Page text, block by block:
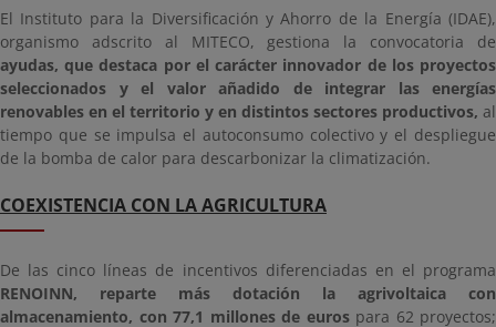
El Instituto para la Diversificación y Ahorro de la Energía (IDAE),
organismo adscrito al MITECO, gestiona la convocatoria de
ayudas, que destaca por el carácter innovador de los proyectos
seleccionados y el valor añadido de integrar las energías
renovables en el territorio y en distintos sectores productivos, al
tiempo que se impulsa el autoconsumo colectivo y el despliegue
de la bomba de calor para descarbonizar la climatización.
COEXISTENCIA CON LA AGRICULTURA
De las cinco líneas de incentivos diferenciadas en el programa
RENOINN, reparte más dotación la agrivoltaica con
almacenamiento, con 77,1 millones de eurospara 62 proyectos;